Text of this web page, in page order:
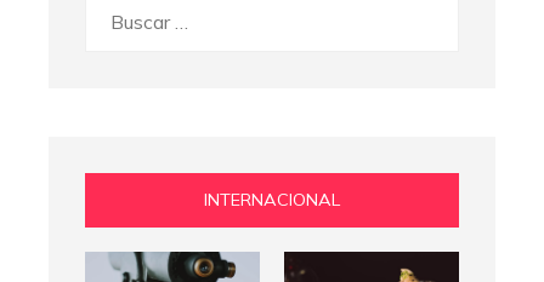
INTERNACIONAL